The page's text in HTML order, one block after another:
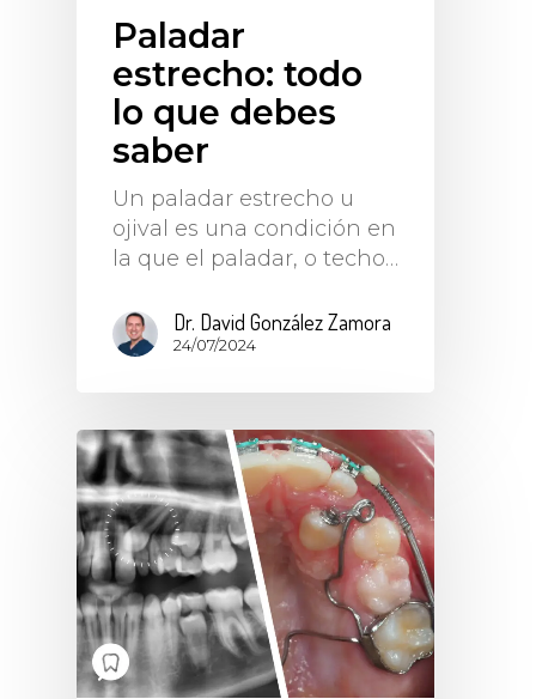
Paladar
estrecho: todo
lo que debes
saber
Un paladar estrecho u
ojival es una condición en
la que el paladar, o techo…
Dr. David González Zamora
24/07/2024